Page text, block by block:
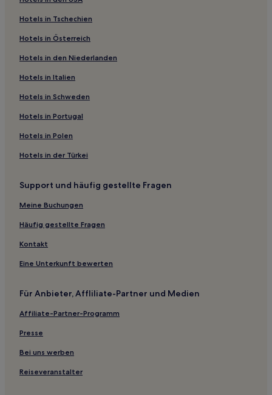
Hotels mit Parkplatz in Uden
Familien in Uden
Hotels mit Parkplatz in Stadtzentrum von Eindhoven
Familien in Stadtzentrum von Eindhoven
Haustierfreundliche in Stadtzentrum von Eindhoven
Hotels mit Wellnessbereich in Stadtzentrum von Eindhoven
Luxus in Stadtzentrum von Eindhoven
Familien in Eindhoven
Familien in Nord-Brabant
Hotels mit Parkplatz in Kaatsheuvel
Günstige in Kaatsheuvel
Familien in Kaatsheuvel
Hotels mit Pool in Kaatsheuvel
Nord-Brabant: Hotels
Gemeinde Altena: Hotels
Eerde: Hotels
Gemeinde Dongen: Hotels
Hotels nahe Binnendieze
Gemeinde Oisterwijk: Hotels
Hotels in Tschechien
Hotels in Österreich
Hotels in den Niederlanden
Hotels in Italien
Hotels in Schweden
Hotels in Portugal
Hotels in Polen
Hotels in der Türkei
Support und häufig gestellte Fragen
Meine Buchungen
Häufig gestellte Fragen
Kontakt
Eine Unterkunft bewerten
Für Anbieter, Affliliate-Partner und Medien
Affiliate-Partner-Programm
Presse
Bei uns werben
Reiseveranstalter